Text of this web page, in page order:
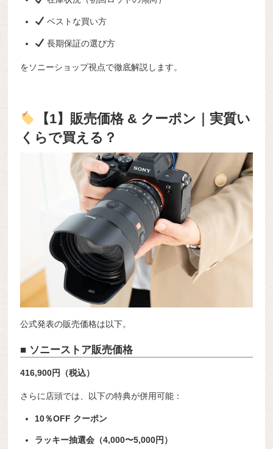
ベストな買い方
長期保証の選び方
をソニーショップ視点で徹底解説します。
【1】販売価格 & クーポン｜実質い
くらで買える？
公式発表の販売価格は以下。
■ ソニーストア販売価格
416,900円（税込）
さらに店頭では、以下の特典が併用可能：
10％OFF クーポン
ラッキー抽選会（4,000〜5,000円）